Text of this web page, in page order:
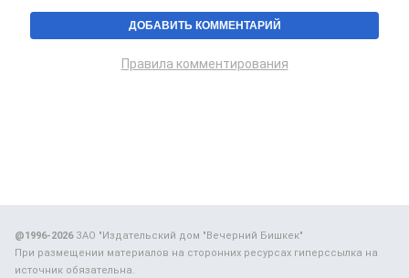
Правила комментирования
@1996-2026ЗАО "Издательский дом "Вечерний Бишкек"
При размещении материалов на сторонних ресурсах гиперссылка на
источник обязательна.